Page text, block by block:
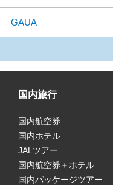
GAUA
国内旅行
国内航空券
国内ホテル
JALツアー
国内航空券＋ホテル
国内パッケージツアー